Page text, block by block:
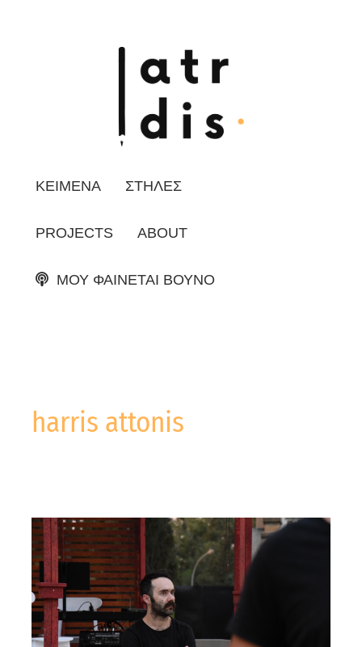
ΚΕΙΜΕΝΑ ΣΤΗΛΕΣ
PROJECTS ABOUT
ΜΟΥ ΦΑΙΝΕΤΑΙ ΒΟΥΝΟ
harris attonis